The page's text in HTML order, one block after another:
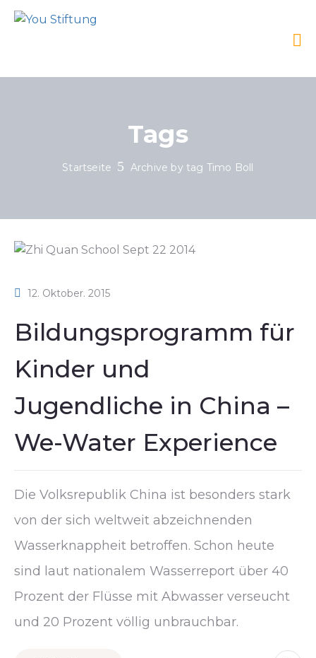
Tags
Startseite Archive by tag Timo Boll
12. Oktober. 2015
Bildungsprogramm für
Kinder und
Jugendliche in China –
We-Water Experience
Die Volksrepublik China ist besonders stark
von der sich weltweit abzeichnenden
Wasserknappheit betroffen. Schon heute
sind laut nationalem Wasserreport über 40
Prozent der Flüsse mit Abwasser verseucht
und 20 Prozent völlig unbrauchbar.